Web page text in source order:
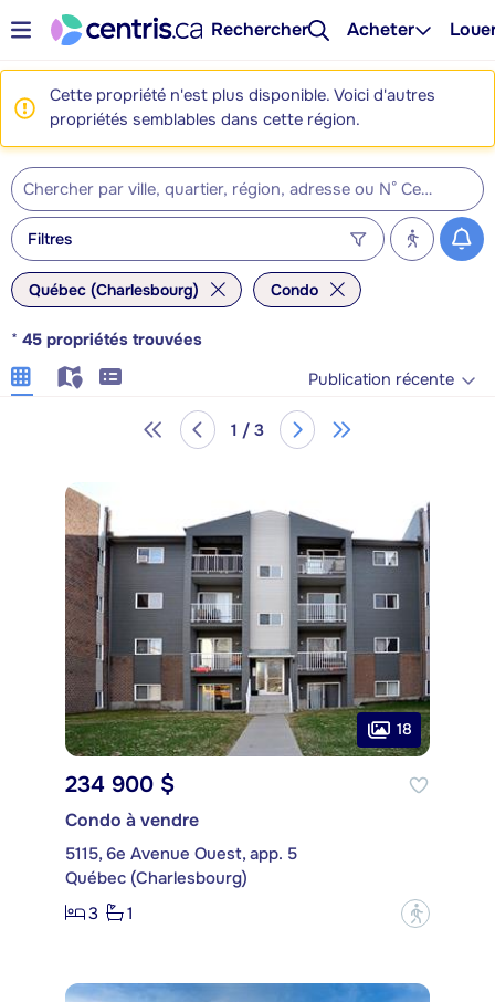
Rechercher Acheter
Cette propriété n'est plus disponible. Voici d'autres
propriétés semblables dans cette région.
Filtres
Québec (Charlesbourg) Condo
* 45 propriétés trouvées
Publication récente
1 / 3
18
234 900 $
Condo à vendre
5115, 6e Avenue Ouest, app. 5
Québec (Charlesbourg)
3
1 ?